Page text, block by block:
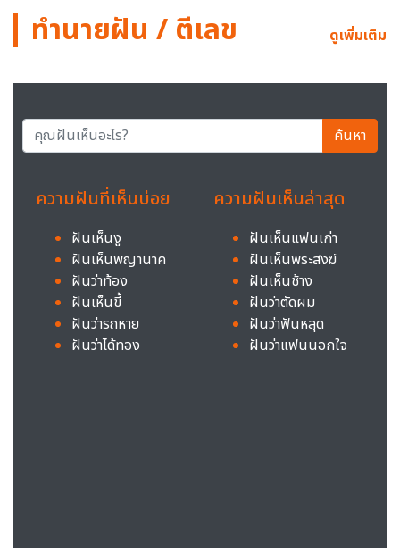
ทำนายฝัน / ตีเลข ดูเพิ่มเติม
ค้นหา
ความฝันที่เห็นบ่อย
ฝันเห็นงู
ฝันเห็นพญานาค
ฝันว่าท้อง
ฝันเห็นขี้
ฝันว่ารถหาย
ฝันว่าได้ทอง
ความฝันเห็นล่าสุด
ฝันเห็นแฟนเก่า
ฝันเห็นพระสงฆ์
ฝันเห็นช้าง
ฝันว่าตัดผม
ฝันว่าฟันหลุด
ฝันว่าแฟนนอกใจ